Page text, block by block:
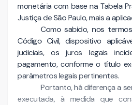
monetária com base na Tabela
Justiça de São Paulo, mais a
Como sabido, nos
Código Civil, dispositivo
judiciais, os juros legais
pagamento, conforme o título
parâmetros legais pertinentes.
Portanto, há diferença a
executada, à medida que